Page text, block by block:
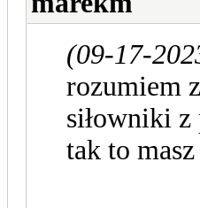
(09-17-
rozumiem
siłowniki z
tak to